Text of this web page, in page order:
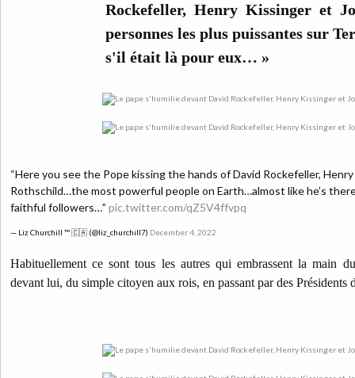
Rockefeller, Henry Kissinger et
personnes les plus puissantes sur
s'il était là pour eux… »
“Here you see the Pope kissing the hands of David Rockefeller,
Rothschild…the most powerful people on Earth…almost like he’s
faithful followers…” pic.twitter.com/qZ5V4ffvpq
— Liz Churchill ™ 🇨🇦 (@liz_churchill7) December 4, 2022
Habituellement ce sont tous les autres qui embrassent la main
devant lui, du simple citoyen aux rois, en passant par des Présidents